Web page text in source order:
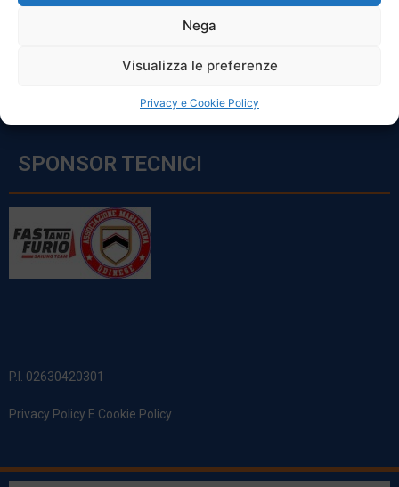
Nega
Visualizza le preferenze
Privacy e Cookie Policy
Sabato: 8:00 – 12:00
SPONSOR TECNICI
P.I. 02630420301
Privacy Policy E Cookie Policy